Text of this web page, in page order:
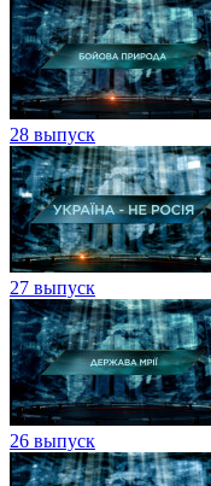
28 выпуск
27 выпуск
26 выпуск